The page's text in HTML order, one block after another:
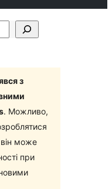
з
. Можливо,
він може
при